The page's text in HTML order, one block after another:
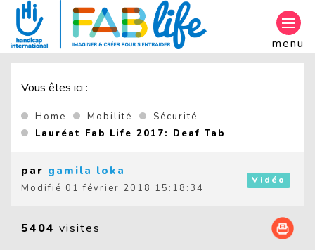
Aller au contenu principal
menu
Vous êtes ici :
Home Mobilité
Sécurité
Lauréat Fab Life 2017: Deaf Tab
par gamila loka
Modifié 01 février 2018 15:18:34
Vidéo
5404 visites